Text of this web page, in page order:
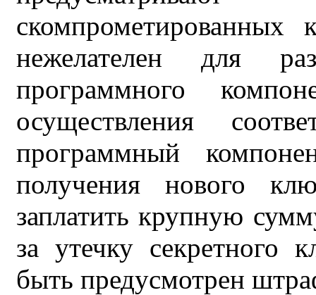
нежелателен для
программного
осуществления
программный
получения нового
заплатить крупную
за утечку секретного
быть предусмотрен